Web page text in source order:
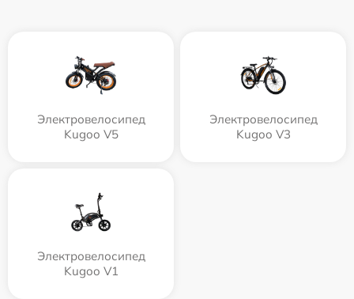
Электровелосипед
Kugoo V5
Электровелосипед
Kugoo V3
Электровелосипед
Kugoo V1